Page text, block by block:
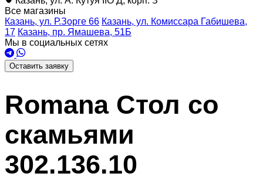
Все магазины
Казань, ул. Р.Зорге 66 Казань, ул. Комиссара Габишева,
17 Казань, пр. Ямашева, 51Б
Мы в социальных сетях
Оставить заявку
Romana Стол со
скамьями
302.136.10